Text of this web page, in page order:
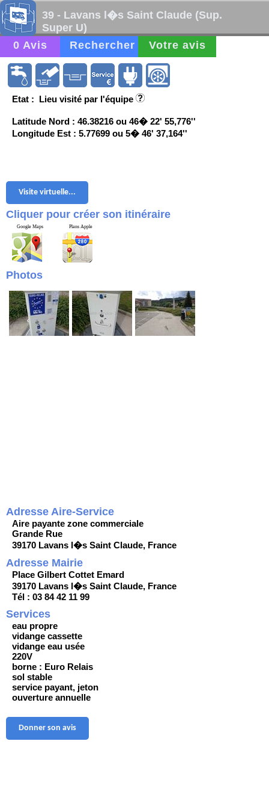
39 - Lavans l�s Saint Claude (Sup.
Super U)
0 Avis
Rechercher Votre avis
Etat : Lieu visité par l'équipe
Latitude Nord : 46.38216 ou 46� 22' 55,776''
Longitude Est : 5.77699 ou 5� 46' 37,164''
Visite virtuelle...
Cliquer pour créer son itinéraire
Google Maps Plans Apple
Photos
Adresse Aire-Service
Aire payante zone commerciale
Grande Rue
39170 Lavans l�s Saint Claude, France
Adresse Mairie
Place Gilbert Cottet Emard
39170 Lavans l�s Saint Claude, France
Tél : 03 84 42 11 99
Services
eau propre
vidange cassette
vidange eau usée
220V
borne : Euro Relais
sol stable
service payant, jeton
ouverture annuelle
Donner son avis